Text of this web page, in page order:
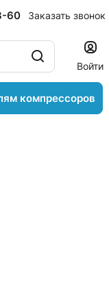
60 Заказать звонок
Войти
компрессоров